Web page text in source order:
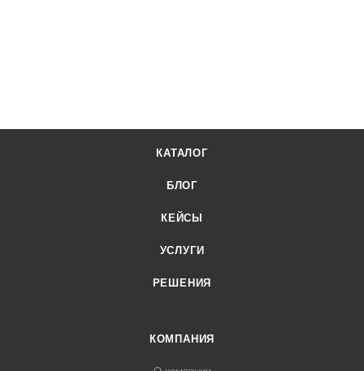
КАТАЛОГ
БЛОГ
КЕЙСЫ
УСЛУГИ
РЕШЕНИЯ
КОМПАНИЯ